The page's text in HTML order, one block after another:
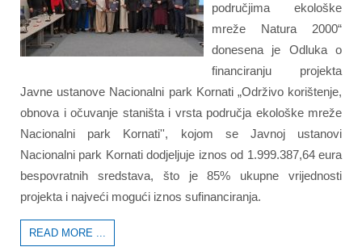
područjima ekološke
mreže Natura 2000“
donesena je Odluka o
financiranju projekta
Javne ustanove Nacionalni park Kornati „Održivo korištenje,
obnova i očuvanje staništa i vrsta područja ekološke mreže
Nacionalni park Kornati'', kojom se Javnoj ustanovi
Nacionalni park Kornati dodjeljuje iznos od 1.999.387,64 eura
bespovratnih sredstava, što je 85% ukupne vrijednosti
projekta i najveći mogući iznos sufinanciranja.
READ MORE ...